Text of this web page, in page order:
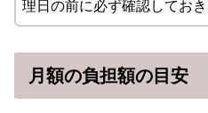
理日の前に必ず確認しておき
月額の負担額の目安